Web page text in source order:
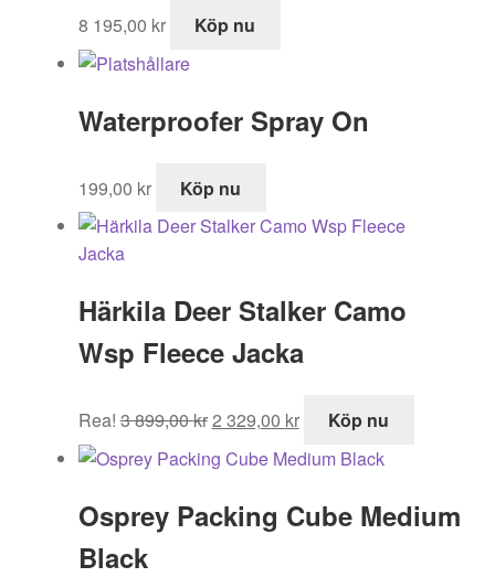
8 195,00 kr Köp nu
Waterproofer Spray On
199,00 kr Köp nu
Härkila Deer Stalker Camo
Wsp Fleece Jacka
Rea! 3 899,00kr
ursprungliga
priset
3
2 329,00 kr
nuvarande
priset
2
Köp nu
Osprey Packing Cube Medium
Black